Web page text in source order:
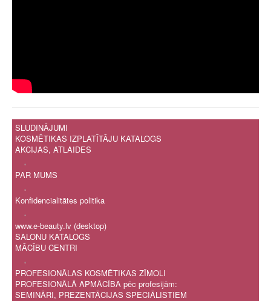
SLUDINĀJUMI
KOSMĒTIKAS IZPLATĪTĀJU KATALOGS
AKCIJAS, ATLAIDES
.
PAR MUMS
.
Konfidencialitātes politika
.
www.e-beauty.lv (desktop)
SALONU KATALOGS
MĀCĪBU CENTRI
.
PROFESIONĀLAS KOSMĒTIKAS ZĪMOLI
PROFESIONĀLĀ APMĀCĪBA pēc profesijām:
SEMINĀRI, PREZENTĀCIJAS SPECIĀLISTIEM